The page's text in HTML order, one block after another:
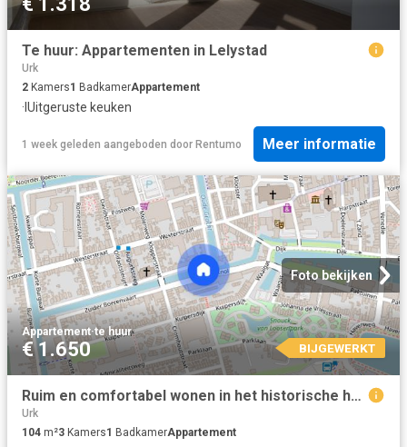
Te huur: Appartementen in Lelystad
Urk
2 Kamers1 BadkamerAppartement
· IUitgeruste keuken
1 week geleden aangeboden door Rentumo Meer informatie
Foto bekijken
Appartement·te huur
€ 1.650 BIJGEWERKT
Ruim en comfortabel wonen in het historische hart van Enkhuizen
Urk
104 m²3 Kamers1 BadkamerAppartement